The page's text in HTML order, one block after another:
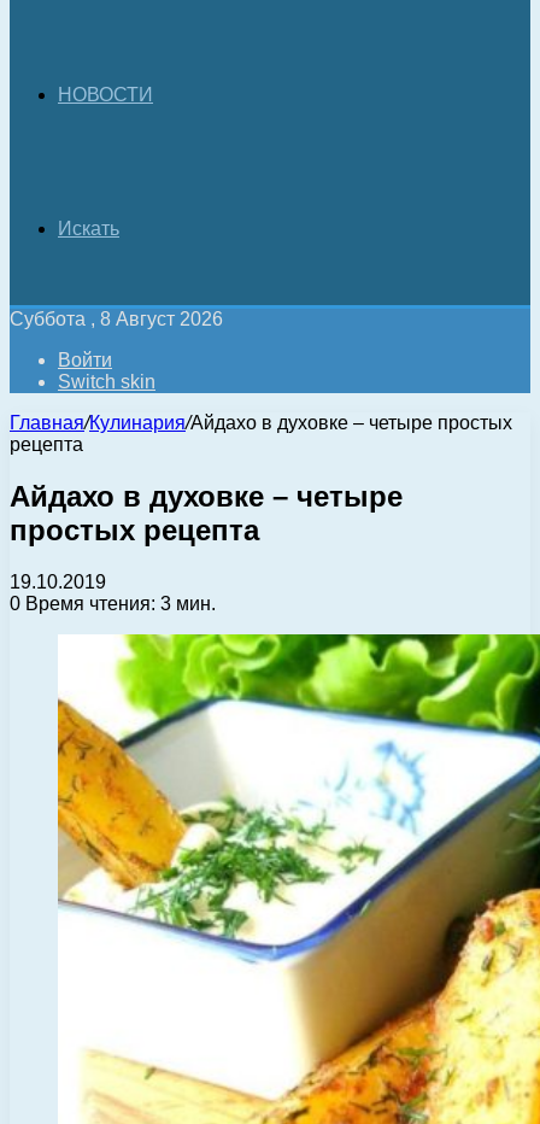
НОВОСТИ
Искать
Суббота , 8 Август 2026
Войти
Switch skin
Главная/Кулинария/Айдахо в духовке – четыре простых
рецепта
Айдахо в духовке – четыре
простых рецепта
19.10.2019
0 Время чтения: 3 мин.